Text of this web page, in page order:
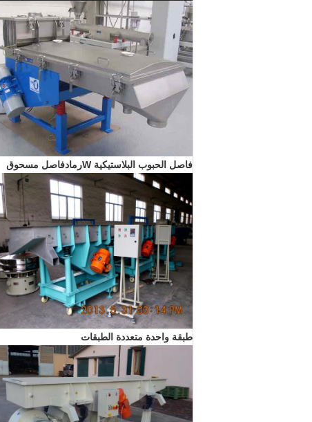
فاصل الحبوب البلاستيكية W رمادفاصل مسحوق
طبقة واحدة متعددة الطبقات